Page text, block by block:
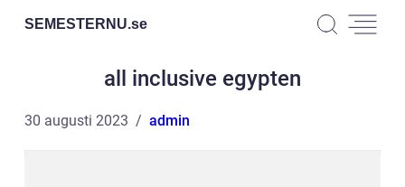
SEMESTERNU.se
all inclusive egypten
30 augusti 2023 admin